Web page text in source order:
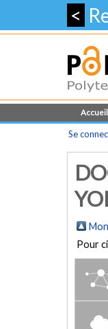
<
Accueil
Se
Pour